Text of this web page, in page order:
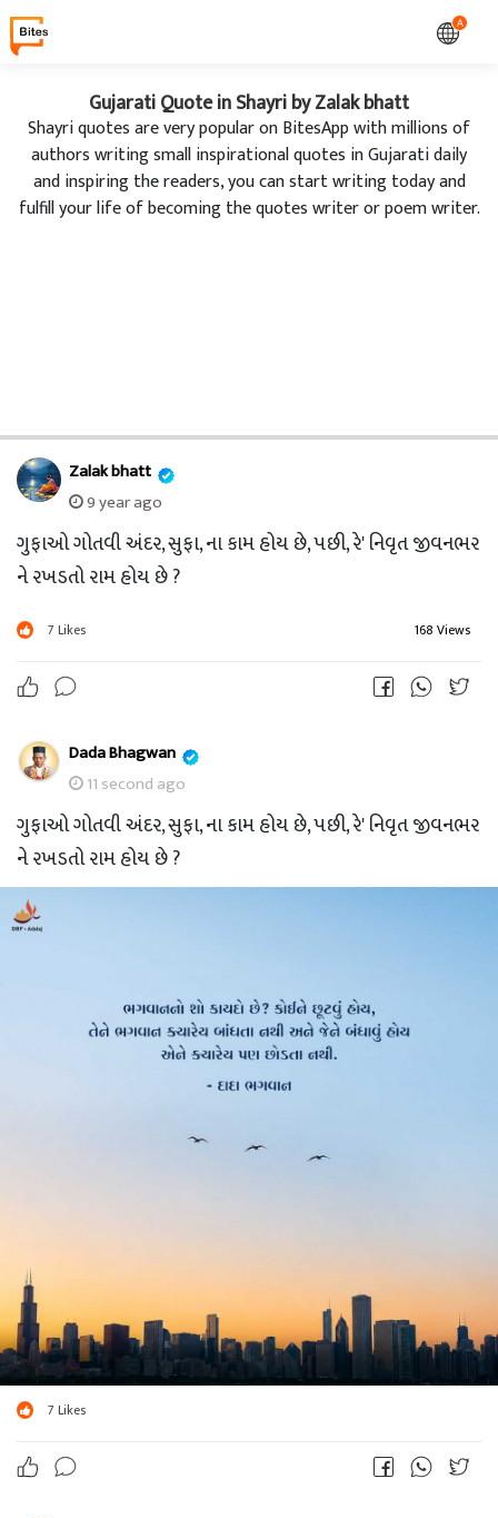
A
Gujarati Quote in Shayri by Zalak bhatt
Shayri quotes are very popular on BitesApp with millions of
authors writing small inspirational quotes in Gujarati daily
and inspiring the readers, you can start writing today and
fulfill your life of becoming the quotes writer or poem writer.
Zalak bhatt
9 year ago
ગુફાઓ ગોતવી અંદર, સુફા, ના કામ હોય છે, પછી, રે' નિવૃત જીવનભર
ને રખડતો રામ હોય છે ?
7 Likes 168 Views
Dada Bhagwan
11 second ago
ગુફાઓ ગોતવી અંદર, સુફા, ના કામ હોય છે, પછી, રે' નિવૃત જીવનભર
ને રખડતો રામ હોય છે ?
7 Likes